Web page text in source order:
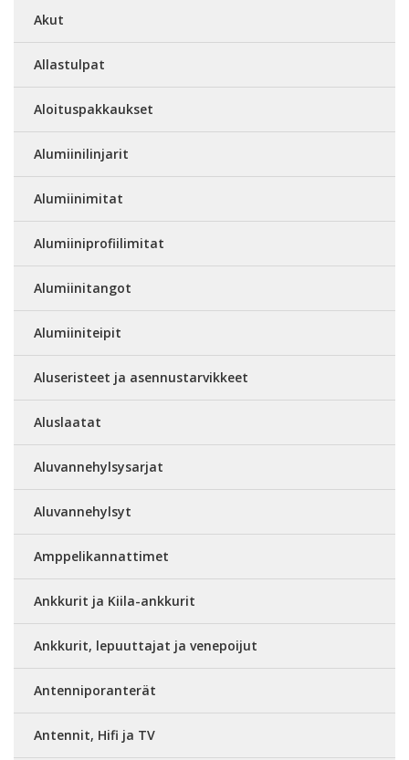
Akut
Allastulpat
Aloituspakkaukset
Alumiinilinjarit
Alumiinimitat
Alumiiniprofiilimitat
Alumiinitangot
Alumiiniteipit
Aluseristeet ja asennustarvikkeet
Aluslaatat
Aluvannehylsysarjat
Aluvannehylsyt
Amppelikannattimet
Ankkurit ja Kiila-ankkurit
Ankkurit, lepuuttajat ja venepoijut
Antenniporanterät
Antennit, Hifi ja TV